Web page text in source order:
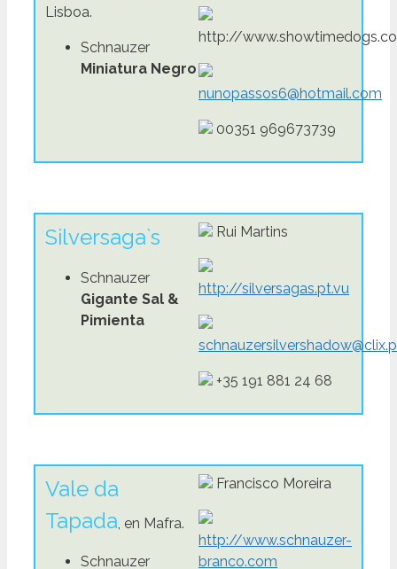
Lisboa.
Schnauzer
Miniatura Negro
http://
nunopassos6@hotmail.com
00351 969673739
Silversaga`s
Schnauzer
Gigante Sal &
Pimienta
Rui Martins
http://silversagas.pt.vu
+35 191 881 24 68
Vale da
Tapada, en Mafra.
Schnauzer
Francisco Moreira
http://www.schnauzer-
branco.com